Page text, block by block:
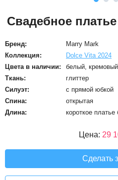
Свадебное платье
Бренд:
Marry Mark
Коллекция:
Dolce Vita 2024
Цвета в наличии:
белый, кремовый
Ткань:
глиттер
Силуэт:
с прямой юбкой
Спина:
открытая
Длина:
короткое
Цена: 29
Сделать